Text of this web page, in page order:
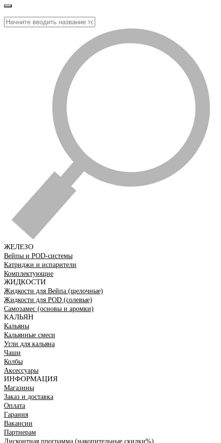
ЖЕЛЕЗО
Вейпы и POD-системы
Катриджи и испарители
Комплектующие
ЖИДКОСТИ
Жидкости для Вейпа (щелочные)
Жидкости для POD (солевые)
Самозамес (основы и аромки)
КАЛЬЯН
Кальяны
Кальянные смеси
Угли для кальяна
Чаши
Колбы
Аксессуары
ИНФОРМАЦИЯ
Магазины
Заказ и доставка
Оплата
Гарания
Вакансии
Партнерам
Дисконтная программа (накопительные скидки%)